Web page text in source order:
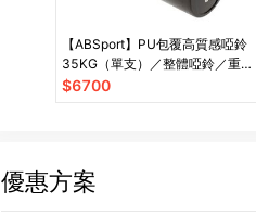
【ABSport】PU包覆高質感啞鈴
35KG（單支）／整體啞鈴／重量
啞鈴／重量訓練
$6700
優惠方案